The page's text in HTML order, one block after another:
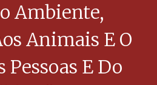
Ambiente,
Animais E O
Pessoas E Do